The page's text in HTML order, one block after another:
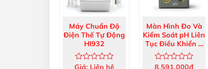
Máy Chuẩn Độ
Điện Thế Tự Động
HI932
Giá: Liên hệ
Màn Hình Đo Và
Kiểm Soát pH Liên
Tục Điều Khiển 1
Bơm Có Ngõ Ra 4-
20mA BL931700-
8,591,000đ